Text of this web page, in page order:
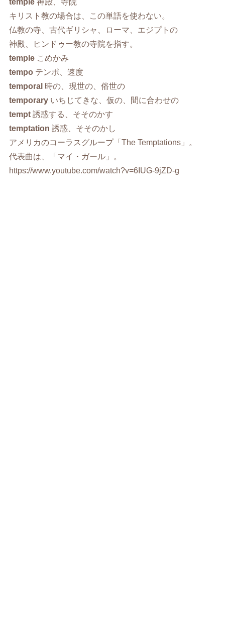
temple 神殿、寺院
キリスト教の場合は、この単語を使わない。
仏教の寺、古代ギリシャ、ローマ、エジプトの
神殿、ヒンドゥー教の寺院を指す。
temple こめかみ
tempo テンポ、速度
temporal 時の、現世の、俗世の
temporary いちじてきな、仮の、間に合わせの
tempt 誘惑する、そそのかす
temptation 誘惑、そそのかし
アメリカのコーラスグループ「The Temptations」。
代表曲は、「マイ・ガール」。
https://www.youtube.com/watch?v=6IUG-9jZD-g